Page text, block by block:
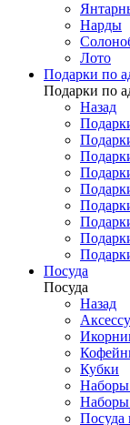
Нарды
Лото
Подарки по
Подарки по
Назад
Посуда
Посуда
Назад
Кубки
Наборы
Наборы
Посуда